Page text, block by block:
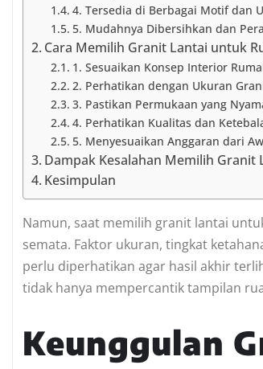
4. Tersedia di Berbagai Motif dan
5. Mudahnya Dibersihkan dan
Cara Memilih Granit Lantai untuk
1. Sesuaikan Konsep Interior
2. Perhatikan dengan Ukuran
3. Pastikan Permukaan yang
4. Perhatikan Kualitas dan
5. Menyesuaikan Anggaran dari
Dampak Kesalahan Memilih Granit
Kesimpulan
Namun, saat memilih granit lantai
semata. Faktor ukuran, tingkat
perlu diperhatikan agar hasil akhir
tidak hanya mempercantik tampilan
Keunggulan